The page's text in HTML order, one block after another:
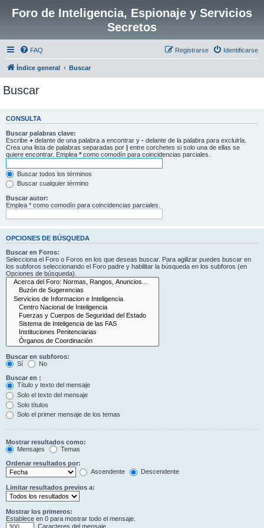
Foro de Inteligencia, Espionaje y Servicios
Secretos
FAQ Identificarse
Registrarse
Índice general Buscar
Buscar
CONSULTA
Buscar palabras clave:
Escribe + delante de una palabra a encontrar y - delante de la palabra para excluirla.
Crea una lista de palabras separadas por | entre corchetes si solo una de ellas se
quiere encontrar. Emplea * como comodín para coincidencias parciales.
Buscar todos los términos
Buscar cualquier término
Buscar autor:
Emplea * como comodín para coincidencias parciales.
OPCIONES DE BÚSQUEDA
Buscar en Foros:
Selecciona el Foro o Foros en los que deseas buscar. Para agilizar puedes buscar en
los subforos seleccionando el Foro padre y habilitar la búsqueda en los subforos (en
Opciones de búsqueda).
Buscar en subforos:
Sí
No
Buscar en :
Título y texto del mensaje
Solo el texto del mensaje
Solo títulos
Solo el primer mensaje de los temas
Mostrar resultados como:
Mensajes
Temas
Ordenar resultados por:
Ascendente
Descendente
Limitar resultados previos a:
Mostrar los primeros:
Establece en 0 para mostrar todo el mensaje.
Caracteres del mensaje